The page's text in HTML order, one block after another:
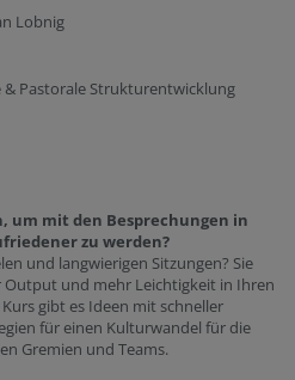
Lobnig
& Pastorale Strukturentwicklung
um mit den Besprechungen in
zu werden?
und langwierigen Sitzungen? Sie
und mehr Leichtigkeit in Ihren
gibt es Ideen mit schneller
für einen Kulturwandel für die
Gremien und Teams.